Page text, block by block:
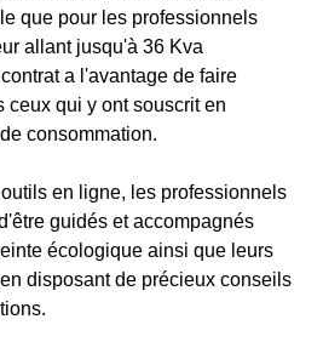
que pour les professionnels
allant jusqu'à 36 Kva
a l'avantage de faire
ceux qui y ont souscrit en
consommation.
en ligne, les professionnels
guidés et accompagnés
écologique ainsi que leurs
disposant de précieux conseils